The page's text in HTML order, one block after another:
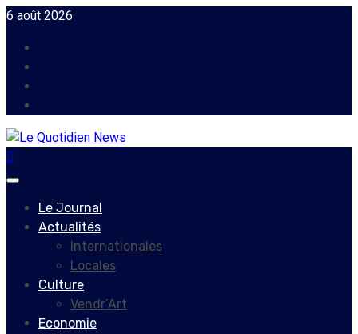
Skip
content
6 août 2026
Primary
Le Journal
Actualités
Internationales
Locales
Culture
Vendr’Art
Economie